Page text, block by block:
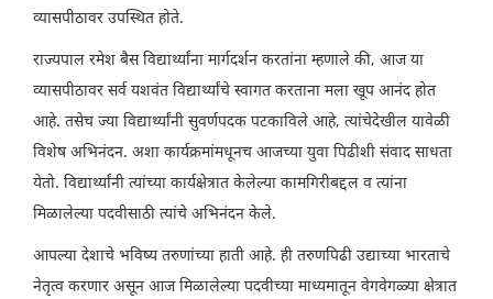
व्यासपीठावर उपस्थित होते.
राज्यपाल रमेश बैस विद्यार्थ्यांना मार्गदर्शन करतांना म्हणाले की, आज या
व्यासपीठावर सर्व यशवंत विद्यार्थ्यांचे स्वागत करताना मला खूप आनंद होत
आहे. तसेच ज्या विद्यार्थ्यांनी सुवर्णपदक पटकाविले आहे, त्यांचेदेखील यावेळी
विशेष अभिनंदन. अशा कार्यक्रमांमधूनच आजच्या युवा पिढीशी संवाद साधता
येतो. विद्यार्थ्यांनी त्यांच्या कार्यक्षेत्रात केलेल्या कामगिरीबद्दल व त्यांना
मिळालेल्या पदवीसाठी त्यांचे अभिनंदन केले.
आपल्या देशाचे भविष्य तरुणांच्या हाती आहे. ही तरुणपिढी उद्याच्या भारताचे
नेतृत्व करणार असून आज मिळालेल्या पदवीच्या माध्यमातून वेगवेगळ्या क्षेत्रात